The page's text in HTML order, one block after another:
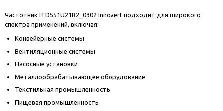
Частотник ITD551U21B2_0302 Innovert подходит для широкого
спектра применений, включая:
Конвейерные системы
Вентиляционные системы
Насосные установки
Металлообрабатывающее оборудование
Текстильная промышленность
Пищевая промышленность